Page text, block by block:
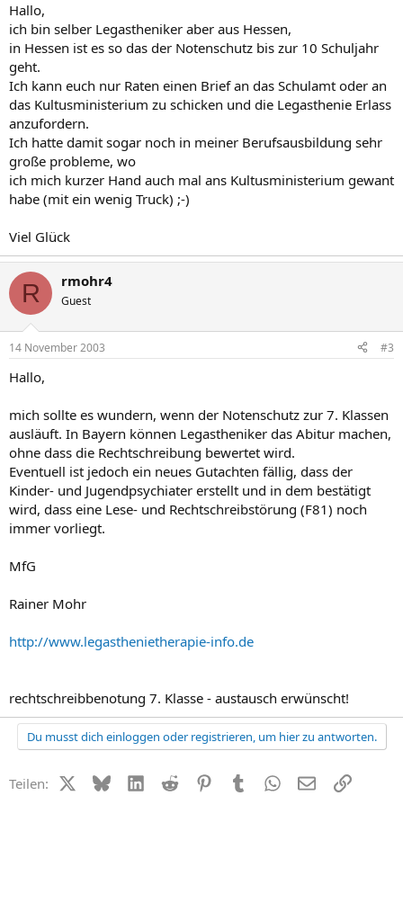
Hallo,
ich bin selber Legastheniker aber aus Hessen,
in Hessen ist es so das der Notenschutz bis zur 10 Schuljahr
geht.
Ich kann euch nur Raten einen Brief an das Schulamt oder an
das Kultusministerium zu schicken und die Legasthenie Erlass
anzufordern.
Ich hatte damit sogar noch in meiner Berufsausbildung sehr
große probleme, wo
ich mich kurzer Hand auch mal ans Kultusministerium gewant
habe (mit ein wenig Truck) ;-)
Viel Glück
R rmohr4
Guest
14 November 2003 #3
Hallo,
mich sollte es wundern, wenn der Notenschutz zur 7. Klassen
ausläuft. In Bayern können Legastheniker das Abitur machen,
ohne dass die Rechtschreibung bewertet wird.
Eventuell ist jedoch ein neues Gutachten fällig, dass der
Kinder- und Jugendpsychiater erstellt und in dem bestätigt
wird, dass eine Lese- und Rechtschreibstörung (F81) noch
immer vorliegt.
MfG
Rainer Mohr
http://www.legasthenietherapie-info.de
rechtschreibbenotung 7. Klasse - austausch erwünscht!
Du musst dich einloggen oder registrieren, um hier zu antworten.
Teilen: X (Twitter)
BlueskyLinkedIn
Reddit PinterestTumblr WhatsApp
E-MailLink